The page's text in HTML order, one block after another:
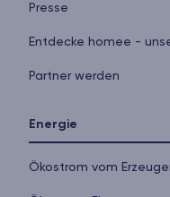
Presse
Entdecke homee -
Partner werden
Energie
Ökostrom vom